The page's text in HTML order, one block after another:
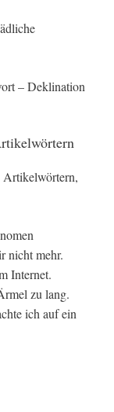
– Deklination
Artikelwörtern,
nicht mehr.
Internet.
zu lang.
ich auf ein